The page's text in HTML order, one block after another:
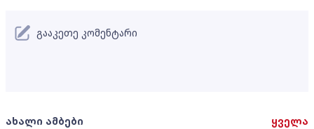
ახალი ამბები ყველა
გააკეთე კომენტარი